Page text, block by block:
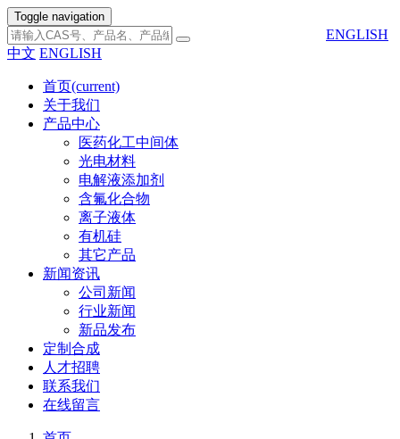
Toggle navigation
ENGLISH
中文 ENGLISH
首页(current)
关于我们
产品中心
医药化工中间体
光电材料
电解液添加剂
含氟化合物
离子液体
有机硅
其它产品
新闻资讯
公司新闻
行业新闻
新品发布
定制合成
人才招聘
联系我们
在线留言